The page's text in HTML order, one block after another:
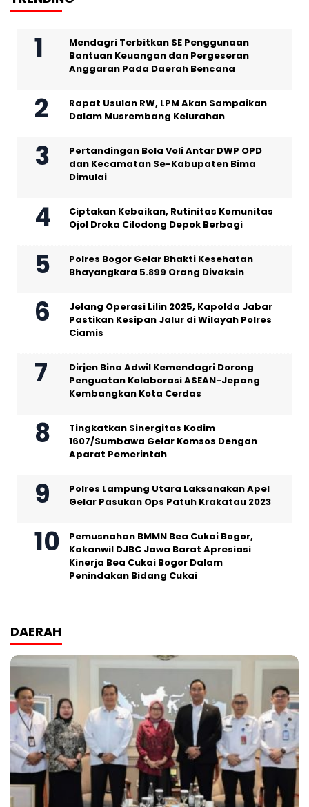
Mendagri Terbitkan SE Penggunaan
Bantuan Keuangan dan Pergeseran
Anggaran Pada Daerah Bencana
Rapat Usulan RW, LPM Akan Sampaikan
Dalam Musrembang Kelurahan
Pertandingan Bola Voli Antar DWP OPD
dan Kecamatan Se-Kabupaten Bima
Dimulai
Ciptakan Kebaikan, Rutinitas Komunitas
Ojol Droka Cilodong Depok Berbagi
Polres Bogor Gelar Bhakti Kesehatan
Bhayangkara 5.899 Orang Divaksin
Jelang Operasi Lilin 2025, Kapolda Jabar
Pastikan Kesipan Jalur di Wilayah Polres
Ciamis
Dirjen Bina Adwil Kemendagri Dorong
Penguatan Kolaborasi ASEAN-Jepang
Kembangkan Kota Cerdas
Tingkatkan Sinergitas Kodim
1607/Sumbawa Gelar Komsos Dengan
Aparat Pemerintah
Polres Lampung Utara Laksanakan Apel
Gelar Pasukan Ops Patuh Krakatau 2023
Pemusnahan BMMN Bea Cukai Bogor,
Kakanwil DJBC Jawa Barat Apresiasi
Kinerja Bea Cukai Bogor Dalam
Penindakan Bidang Cukai
DAERAH